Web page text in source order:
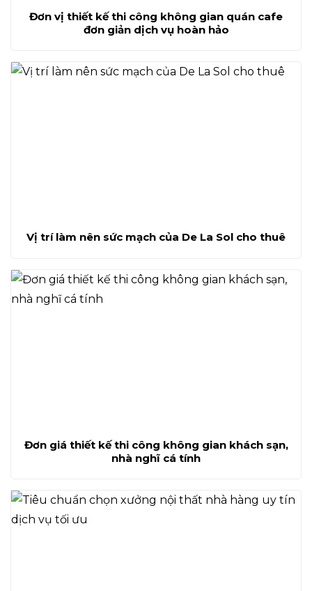
Đơn vị thiết kế thi công không gian quán cafe
đơn giản dịch vụ hoàn hảo
Vị trí làm nên sức mạch của De La Sol cho thuê
Đơn giá thiết kế thi công không gian khách sạn,
nhà nghĩ cá tính